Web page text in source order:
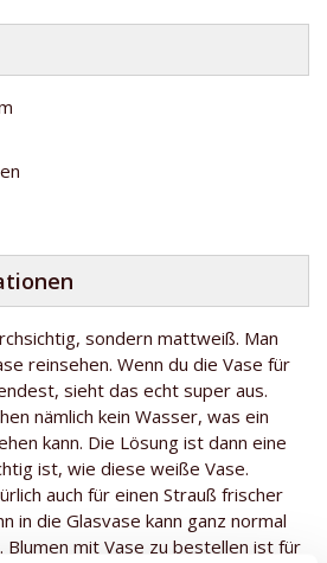
sondern mattweiß. Man
reinsehen. Wenn du die Vase für
sieht das echt super aus.
nämlich kein Wasser, was ein
kann. Die Lösung ist dann eine
ist, wie diese weiße Vase.
auch für einen Strauß frischer
in die Glasvase kann ganz normal
mit Vase zu bestellen ist für